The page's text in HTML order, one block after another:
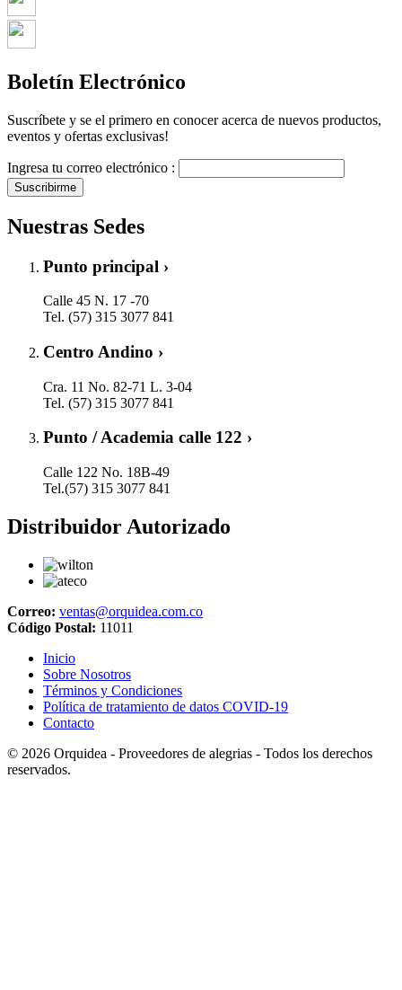
Boletín Electrónico
Suscríbete y se el primero en conocer acerca de nuevos productos,
eventos y ofertas exclusivas!
Ingresa tu correo electrónico :
Suscribirme
Nuestras Sedes
Punto principal ›
Calle 45 N. 17 -70
Tel. (57) 315 3077 841
Centro Andino ›
Cra. 11 No. 82-71 L. 3-04
Tel. (57) 315 3077 841
Punto / Academia calle 122 ›
Calle 122 No. 18B-49
Tel.(57) 315 3077 841
Distribuidor Autorizado
Correo: ventas@orquidea.com.co
Código Postal: 11011
Inicio
Sobre Nosotros
Términos y Condiciones
Política de tratamiento de datos COVID-19
Contacto
© 2026 Orquidea - Proveedores de alegrias - Todos los derechos
reservados.